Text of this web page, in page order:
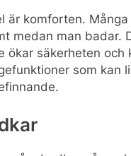
är komforten.
medan man badar.
ökar säkerheten
som kan